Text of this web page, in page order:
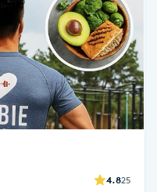
4.825